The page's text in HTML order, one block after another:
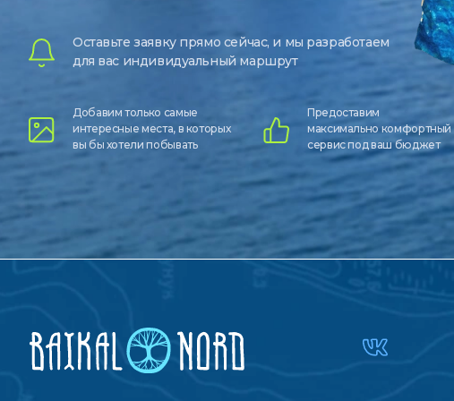
Оставьте заявку прямо сейчас, и мы разработаем
для вас индивидуальный маршрут
Добавим только самые
интересные места, в которых
вы бы хотели побывать
Предоставим
максимально комфортный
сервис под ваш бюджет